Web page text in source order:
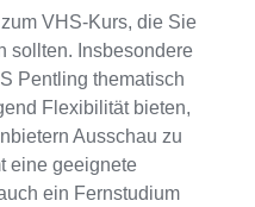
VHS-Kurs, die Sie
sollten. Insbesondere
Pentling thematisch
Flexibilität bieten,
Ausschau zu
eine geeignete
ein Fernstudium